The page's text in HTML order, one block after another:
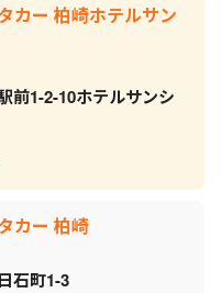
カー 柏崎ホテルサン
前1-2-10ホテルサンシ
カー 柏崎
石町1-3